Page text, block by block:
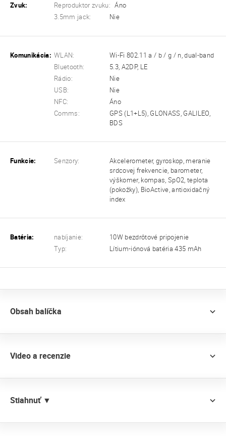
Zvuk: Reproduktor zvuku:
Áno
3.5mm jack:
Nie
Komunikácia: WLAN:
Wi-Fi 802.11 a / b / g / n, dual-band
Bluetooth:
5.3, A2DP, LE
Rádio:
Nie
USB:
Nie
NFC:
Áno
Comms:
GPS (L1+L5), GLONASS, GALILEO,
BDS
Funkcie: Senzory:
Akcelerometer, gyroskop, meranie
srdcovej frekvencie, barometer,
výškomer, kompas, SpO2, teplota
(pokožky), BioActive, antioxidačný
index
Batéria: nabíjanie:
10W bezdrôtové pripojenie
Typ:
Lítium-iónová batéria 435 mAh
Obsah balíčka
Video a recenzie
Stiahnuť ▼